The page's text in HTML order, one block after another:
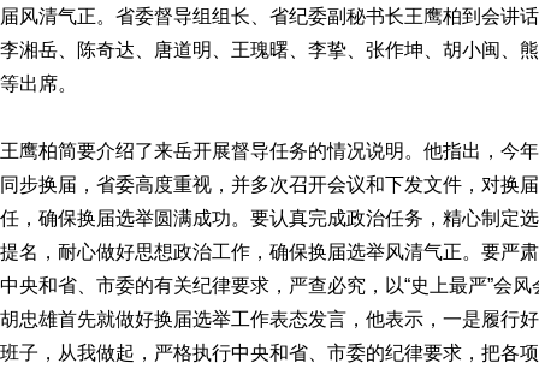
届风清气正。省委督导组组长、省纪委副秘书长王鹰柏到会讲
李湘岳、陈奇达、唐道明、王瑰曙、李挚、张作坤、胡小闽、
等出席。
王鹰柏简要介绍了来岳开展督导任务的情况说明。他指出，今
同步换届，省委高度重视，并多次召开会议和下发文件，对换
任，确保换届选举圆满成功。要认真完成政治任务，精心制定
提名，耐心做好思想政治工作，确保换届选举风清气正。要严
中央和省、市委的有关纪律要求，严查必究，以“史上最严”会
胡忠雄首先就做好换届选举工作表态发言，他表示，一是履行
班子，从我做起，严格执行中央和省、市委的纪律要求，把各